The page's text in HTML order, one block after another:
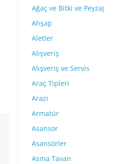
Ağaç ve Bitki ve Peyzaj
Ahşap
Aletler
Alışveriş
Alışveriş ve Servis
Araç Tipleri
Arazi
Armatür
Asansör
Asansörler
Asma Tavan